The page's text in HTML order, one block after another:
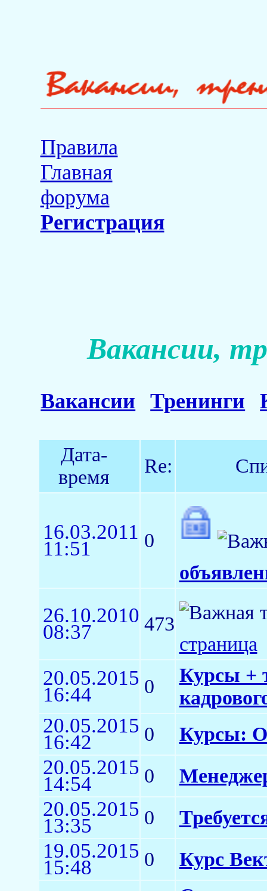
Правила
Главная
форума
Регистрация
Вакансии,
Вакансии Тренинги
Дата-
время
Re:
16.03.2011
11:51
0
26.10.2010
08:37
473
страница
20.05.2015
16:44 0
Курсы +
20.05.2015
16:42 0 Курсы:
20.05.2015
14:54 0
20.05.2015
13:35 0
19.05.2015
15:48 0 Курс